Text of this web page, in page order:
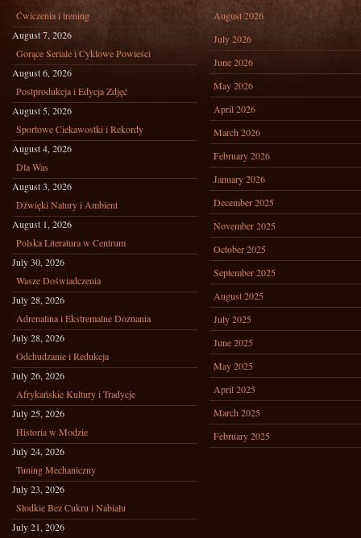
Ćwiczenia i trening
August 7, 2026
Gorące Seriale i Cyklowe Powieści
August 6, 2026
Postprodukcja i Edycja Zdjęć
August 5, 2026
Sportowe Ciekawostki i Rekordy
August 4, 2026
Dla Was
August 3, 2026
Dźwięki Natury i Ambient
August 1, 2026
Polska Literatura w Centrum
July 30, 2026
Wasze Doświadczenia
July 28, 2026
Adrenalina i Ekstremalne Doznania
July 28, 2026
Odchudzanie i Redukcja
July 26, 2026
Afrykańskie Kultury i Tradycje
July 25, 2026
Historia w Modzie
July 24, 2026
Tuning Mechaniczny
July 23, 2026
Słodkie Bez Cukru i Nabiału
July 21, 2026
August 2026
July 2026
June 2026
May 2026
April 2026
March 2026
February 2026
January 2026
December 2025
November 2025
October 2025
September 2025
August 2025
July 2025
June 2025
May 2025
April 2025
March 2025
February 2025